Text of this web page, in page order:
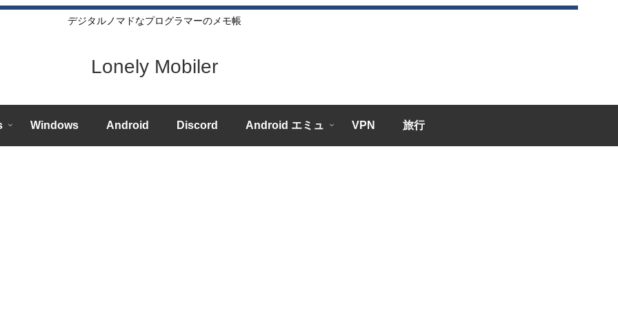
デジタルノマドなプログラマーのメモ帳
Lonely Mobiler
Windows Android Discord Android エミュ VPN 旅行